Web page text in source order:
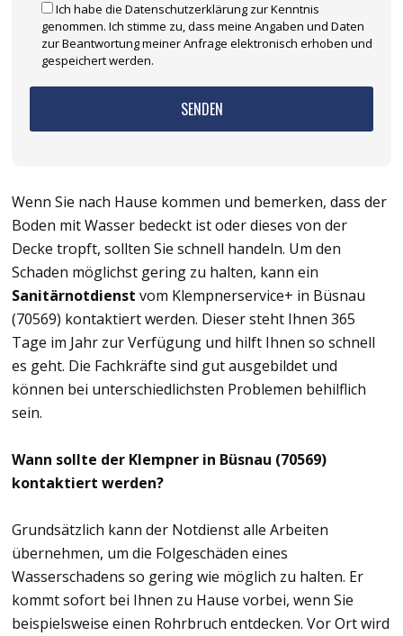
Ich habe die Datenschutzerklärung zur Kenntnis
genommen. Ich stimme zu, dass meine Angaben und Daten
zur Beantwortung meiner Anfrage elektronisch erhoben und
gespeichert werden.
Wenn Sie nach Hause kommen und bemerken, dass der
Boden mit Wasser bedeckt ist oder dieses von der
Decke tropft, sollten Sie schnell handeln. Um den
Schaden möglichst gering zu halten, kann ein
Sanitärnotdienst vom Klempnerservice+ in Büsnau
(70569) kontaktiert werden. Dieser steht Ihnen 365
Tage im Jahr zur Verfügung und hilft Ihnen so schnell
es geht. Die Fachkräfte sind gut ausgebildet und
können bei unterschiedlichsten Problemen behilflich
sein.
Wann sollte der Klempner in Büsnau (70569)
kontaktiert werden?
Grundsätzlich kann der Notdienst alle Arbeiten
übernehmen, um die Folgeschäden eines
Wasserschadens so gering wie möglich zu halten. Er
kommt sofort bei Ihnen zu Hause vorbei, wenn Sie
beispielsweise einen Rohrbruch entdecken. Vor Ort wird